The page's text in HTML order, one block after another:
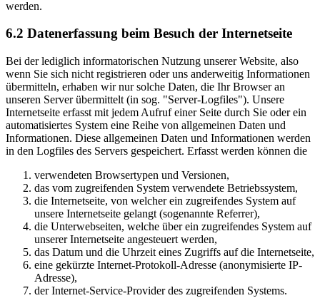
werden.
6.2 Datenerfassung beim Besuch der Internetseite
Bei der lediglich informatorischen Nutzung unserer Website, also
wenn Sie sich nicht registrieren oder uns anderweitig Informationen
übermitteln, erhaben wir nur solche Daten, die Ihr Browser an
unseren Server übermittelt (in sog. "Server-Logfiles"). Unsere
Internetseite erfasst mit jedem Aufruf einer Seite durch Sie oder ein
automatisiertes System eine Reihe von allgemeinen Daten und
Informationen. Diese allgemeinen Daten und Informationen werden
in den Logfiles des Servers gespeichert. Erfasst werden können die
verwendeten Browsertypen und Versionen,
das vom zugreifenden System verwendete Betriebssystem,
die Internetseite, von welcher ein zugreifendes System auf
unsere Internetseite gelangt (sogenannte Referrer),
die Unterwebseiten, welche über ein zugreifendes System auf
unserer Internetseite angesteuert werden,
das Datum und die Uhrzeit eines Zugriffs auf die Internetseite,
eine gekürzte Internet-Protokoll-Adresse (anonymisierte IP-
Adresse),
der Internet-Service-Provider des zugreifenden Systems.